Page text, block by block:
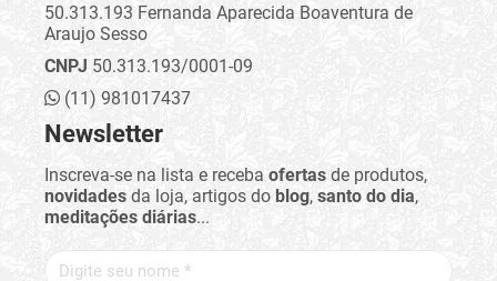
50.313.193 Fernanda Aparecida Boaventura de
Araujo Sesso
CNPJ 50.313.193/0001-09
(11) 981017437
Newsletter
Inscreva-se na lista e receba ofertas de produtos,
novidades da loja, artigos do blog, santo do dia,
meditações diárias...